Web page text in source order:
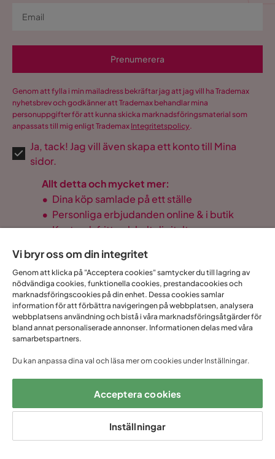
Prenumerera
Genom att fylla i min mailadress bekräftar jag att jag vill ha Trademax
nyhetsbrev och godkänner att Trademax behandlar mina
personuppgifter för att kunna skicka marknadsföringsmaterial som
anpassats till mig enligt Trademax Integritetspolicy.
Ja, tack! Jag vill även skapa ett konto till Mina
sidor.
Allt detta och mycket mer:
• Dina köp samlade på ett ställe
• Personliga erbjudanden online & i butik
•Kostnadsfritt och helt digitalt
Prisgaranti
1 års öppet
köp
Snabb
leverans
Upp till 20 års
garanti
Hjälp & kontakt
Sortiment & erbjudande
Vi bryr oss om din integritet
Genom att klicka på "Acceptera cookies" samtycker du till lagring av
nödvändiga cookies, funktionella cookies, prestandacookies och
marknadsföringscookies på din enhet. Dessa cookies samlar
information för att förbättra navigeringen på webbplatsen, analysera
webbplatsens användning och bistå i våra marknadsföringsåtgärder för
bland annat personaliserade annonser. Informationen delas med våra
samarbetspartners.
Du kan anpassa dina val och läsa mer om cookies under Inställningar.
Acceptera cookies
Inställningar